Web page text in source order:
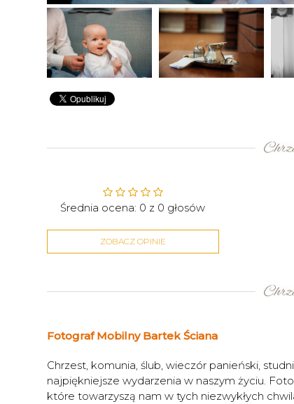
Średnia ocena: 0 z 0 głosów
ZOBACZ OPINIE
Fotograf Mobilny Bartek Ściana
Chrzest, komunia, ślub, wieczór panieński,
najpiękniejsze wydarzenia w naszym życiu.
które towarzyszą nam w tych niezwykłych